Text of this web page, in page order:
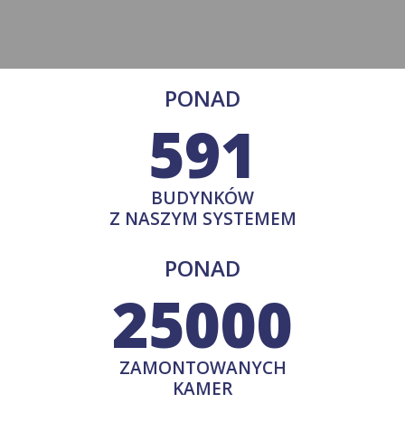
PONAD
591
BUDYNKÓW
Z NASZYM SYSTEMEM
PONAD
25000
ZAMONTOWANYCH
KAMER